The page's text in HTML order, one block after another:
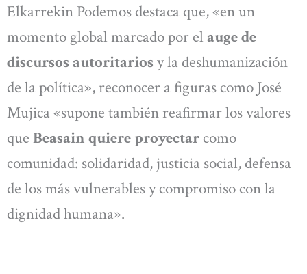
Elkarrekin Podemos destaca que, «en un
momento global marcado por el auge de
discursos autoritarios y la deshumanización
de la política», reconocer a figuras como José
Mujica «supone también reafirmar los valores
que Beasain quiere proyectar como
comunidad: solidaridad, justicia social, defensa
de los más vulnerables y compromiso con la
dignidad humana».